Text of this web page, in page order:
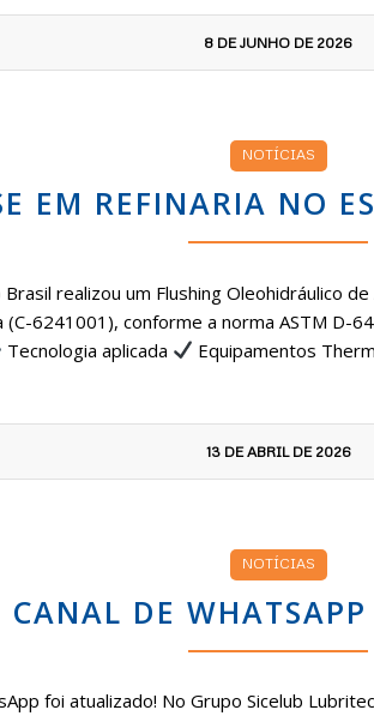
8 DE JUNHO DE 2026
NOTÍCIAS
EM REFINARIA NO
realizou um Flushing Oleohidráulico
6241001), conforme a norma ASTM D-
Tecnologia aplicada Equipamentos
13 DE ABRIL DE 2026
NOTÍCIAS
CANAL DE
foi atualizado! No Grupo Sicelub